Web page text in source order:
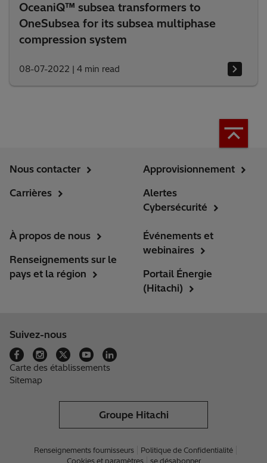
OceaniQ™ subsea transformers to
OneSubsea for its subsea multiphase
compression system
08-07-2022 | 4 min read
Nous contacter
Carrières
Approvisionnement
Alertes
Cybersécurité
À propos de nous
Renseignements sur le
pays et la région
Événements et
webinaires
Portail Énergie
(Hitachi)
Suivez-nous
Carte des établissements
Sitemap
Groupe Hitachi
Renseignements fournisseurs
Politique de Confidentialité
Cookies et paramètres
se désabonner